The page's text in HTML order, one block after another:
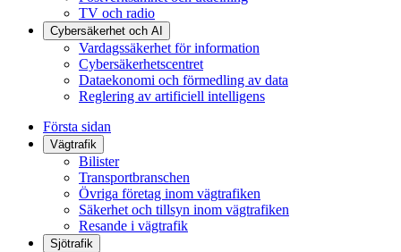
TV och radio
Cybersäkerhet och AI
Vardagssäkerhet för information
Cybersäkerhetscentret
Dataekonomi och förmedling av data
Reglering av artificiell intelligens
Första sidan
Vägtrafik
Bilister
Transportbranschen
Övriga företag inom vägtrafiken
Säkerhet och tillsyn inom vägtrafiken
Resande i vägtrafik
Sjötrafik